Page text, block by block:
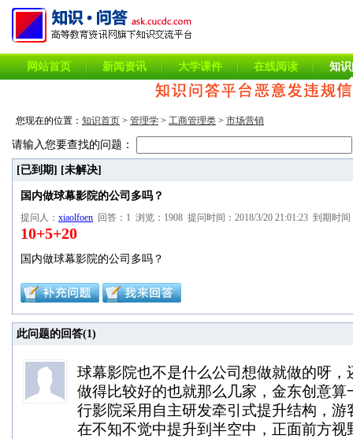
网站首页 新闻资讯 大学课件 在线阅读 知
您现在的位置： 知识首页 > 管理学 > 工商管理类 > 市场营销
请输入您要查找的问题：
[已到期] [未解决]
国内做球幕影院的公司多吗？
提问人： xiaolfoen 回答：1 浏览：1908 提问时间：2018/3/20 21:01:23 到期时
10+5+20
国内做球幕影院的公司多吗？
此问题的回答(1)
球幕影院也不是什么公司想做就做的呀，
做得比较好的也就那么几家，金东创意算
行影院采用自主研发牵引式提升结构，游
在不知不觉中提升到半空中，正面前方